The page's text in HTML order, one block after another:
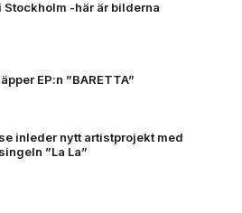
Stockholm -här är bilderna
EP:n ”BARETTA”
inleder nytt artistprojekt med
”La La”